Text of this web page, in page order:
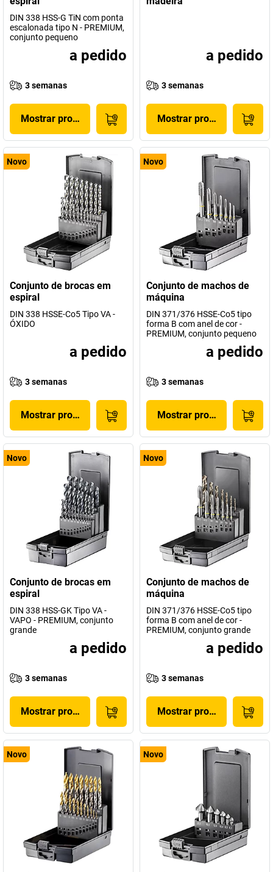
DIN 338 HSS-G TiN com ponta
escalonada tipo N - PREMIUM,
conjunto pequeno
a pedido
3 semanas
Mostrar produto
a pedido
3 semanas
Mostrar produto
Novo
Conjunto de brocas em
espiral
DIN 338 HSSE-Co5 Tipo VA -
ÓXIDO
a pedido
3 semanas
Mostrar produto
Novo
Conjunto de machos de
máquina
DIN 371/376 HSSE-Co5 tipo
forma B com anel de cor -
PREMIUM, conjunto pequeno
a pedido
3 semanas
Mostrar produto
Novo
Conjunto de brocas em
espiral
DIN 338 HSS-GK Tipo VA -
VAPO - PREMIUM, conjunto
grande
a pedido
3 semanas
Mostrar produto
Novo
Conjunto de machos de
máquina
DIN 371/376 HSSE-Co5 tipo
forma B com anel de cor -
PREMIUM, conjunto grande
a pedido
3 semanas
Mostrar produto
Novo Novo